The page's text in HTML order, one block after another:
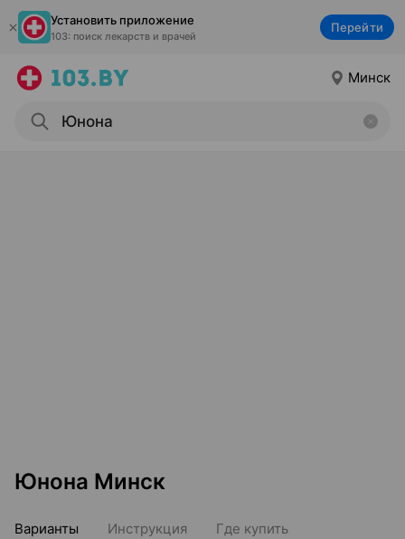
Установить приложение
103: поиск лекарств и врачей
Перейти
Минск
Юнона Минск
Варианты Инструкция Где купить